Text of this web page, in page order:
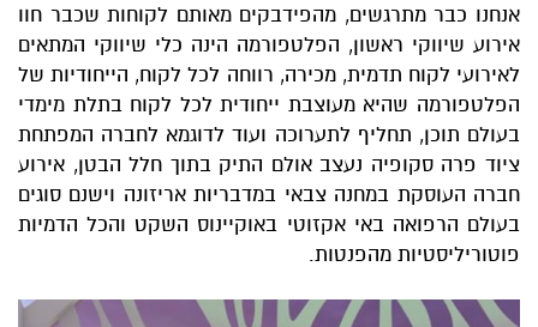
אנחנו כבר מתרגשים, מהפידבקים מאותם לקוחות שכבר חוו
אירוע שיווקי ראשון, הפלטפורמה הינה כלי שיווקי המתאים
לאירועי לקוח תדמית, מכירה, רווחה לכל לקוח, הייחודיות של
הפלטפורמה שהיא מעוצבת ייחודית לכל לקוח בתלת מימדי
בעולם תוכן, תחליף לתערוכה ועוד לדוגמא לחברה המפתחת
ציוד פרה סקופיה נעצב אולם התיק בתוך חלל הבטן, אירוע
חברה העוסקת במחנה צבאי במדבריות אריזונה וישנם סוגים
בעולם הרפואה באי אקזוטי באוקיינוס השקט והכל הדמיות
פוטוריליסטיות מהפנטות.